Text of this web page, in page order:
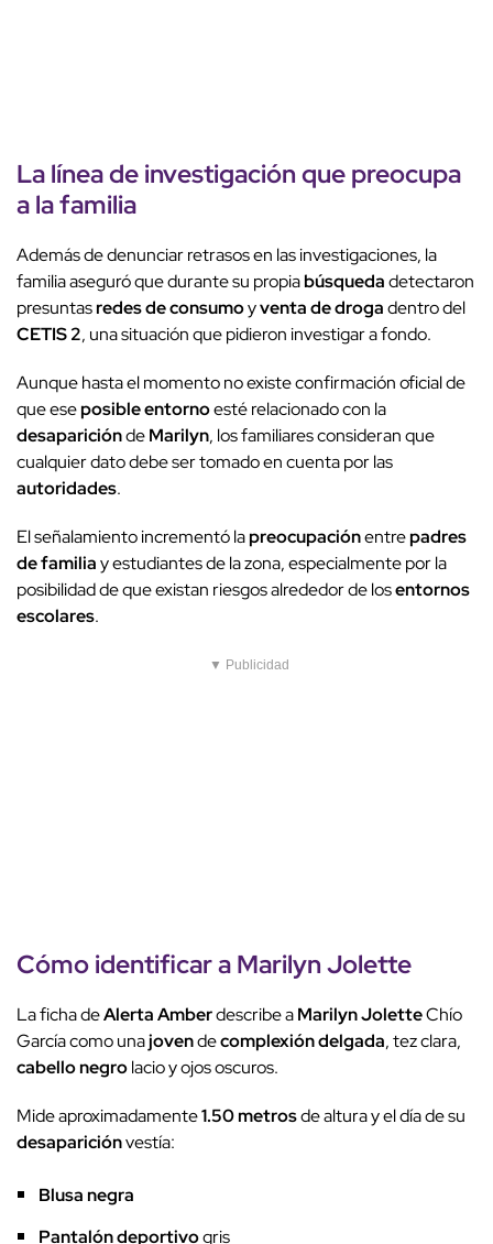
La línea de investigación que preocupa
a la familia
Además de denunciar retrasos en las investigaciones, la
familia aseguró que durante su propiabúsquedadetectaron
presuntasredes de consumoyventa de drogadentro del
CETIS 2, una situación que pidieron investigar a fondo.
Aunque hasta el momento no existe confirmación oficial de
que eseposible entornoesté relacionado con la
desaparicióndeMarilyn, los familiares consideran que
cualquier dato debe ser tomado en cuenta por las
autoridades.
El señalamiento incrementó lapreocupaciónentrepadres
de familiay estudiantes de la zona, especialmente por la
posibilidad de que existan riesgos alrededor de losentornos
escolares.
▼ Publicidad
Cómo identificar aMarilyn Jolette
La ficha deAlerta Amberdescribe aMarilyn JoletteChío
García como unajovendecomplexión delgada, tez clara,
cabello negrolacio y ojos oscuros.
Mide aproximadamente1.50 metrosde altura y el día de su
desapariciónvestía:
Blusa negra
Pantalón deportivogris